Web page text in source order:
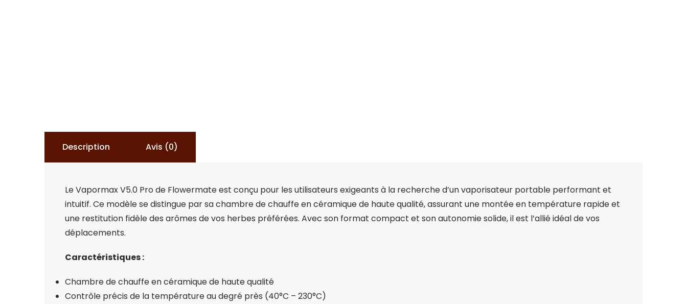
Description Avis (0)
Le Vapormax V5.0 Pro de Flowermate est conçu pour les utilisateurs exigeants à la recherche d’un vaporisateur portable performant et
intuitif. Ce modèle se distingue par sa chambre de chauffe en céramique de haute qualité, assurant une montée en température rapide et
une restitution fidèle des arômes de vos herbes préférées. Avec son format compact et son autonomie solide, il est l’allié idéal de vos
déplacements.
Caractéristiques :
Chambre de chauffe en céramique de haute qualité
Contrôle précis de la température au degré près (40°C – 230°C)